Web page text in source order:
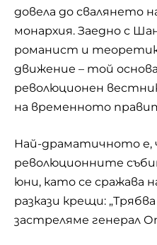
довела до свалянето
монархия. Заедно с
романист и
движение – той
революционен
на временното
Най-драматичното е,
революционните
юни, като се сражава
разкази крещи:
застреляме генерал